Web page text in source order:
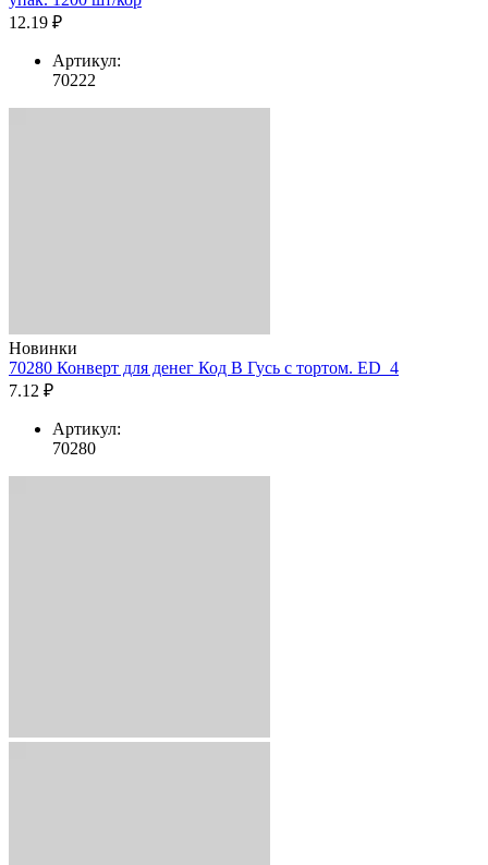
12.19 ₽
Артикул:
70222
Новинки
70280 Конверт для денег Код В Гусь с тортом. ED_4
7.12 ₽
Артикул:
70280